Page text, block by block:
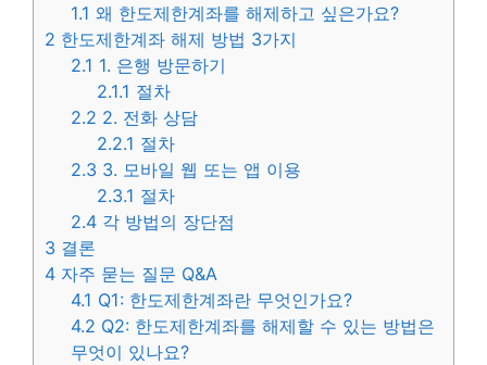
1.1 왜 한도제한계좌를 해제하고 싶은가요?
2 한도제한계좌 해제 방법 3가지
2.1 1. 은행 방문하기
2.1.1 절차
2.2 2. 전화 상담
2.2.1 절차
2.3 3. 모바일 웹 또는 앱 이용
2.3.1 절차
2.4 각 방법의 장단점
3 결론
4 자주 묻는 질문 Q&A
4.1 Q1: 한도제한계좌란 무엇인가요?
4.2 Q2: 한도제한계좌를 해제할 수 있는 방법은
무엇이 있나요?